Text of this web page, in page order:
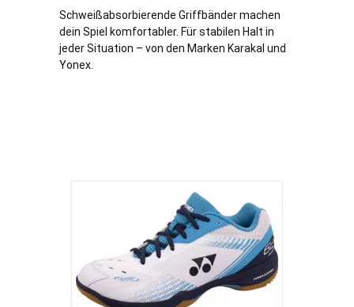
Schweißabsorbierende Griffbänder machen
dein Spiel komfortabler. Für stabilen Halt in
jeder Situation – von den Marken Karakal und
Yonex.